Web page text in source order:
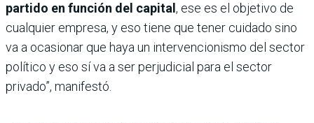
partido en función del capital , ese es el objetivo de
cualquier empresa, y eso tiene que tener cuidado sino
va a ocasionar que haya un intervencionismo del sector
político y eso sí va a ser perjudicial para el sector
privado”, manifestó.